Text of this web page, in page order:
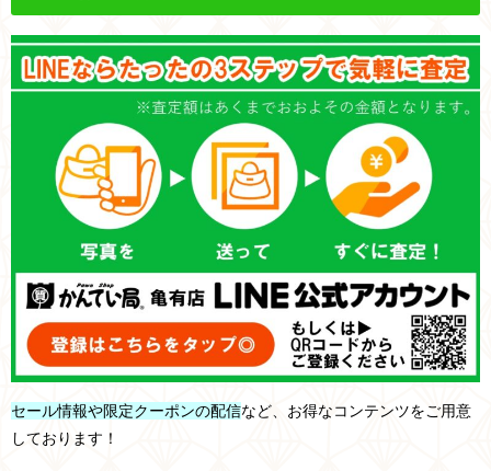
セール情報や限定クーポンの配信など、お得なコンテンツをご用意
しております！